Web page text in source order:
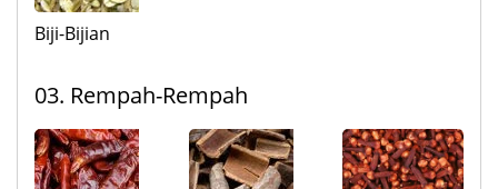
Biji-Bijian
03. Rempah-Rempah